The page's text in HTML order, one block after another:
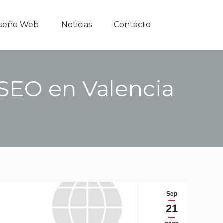
Web Noticias Contacto
en Valencia
Sep
21